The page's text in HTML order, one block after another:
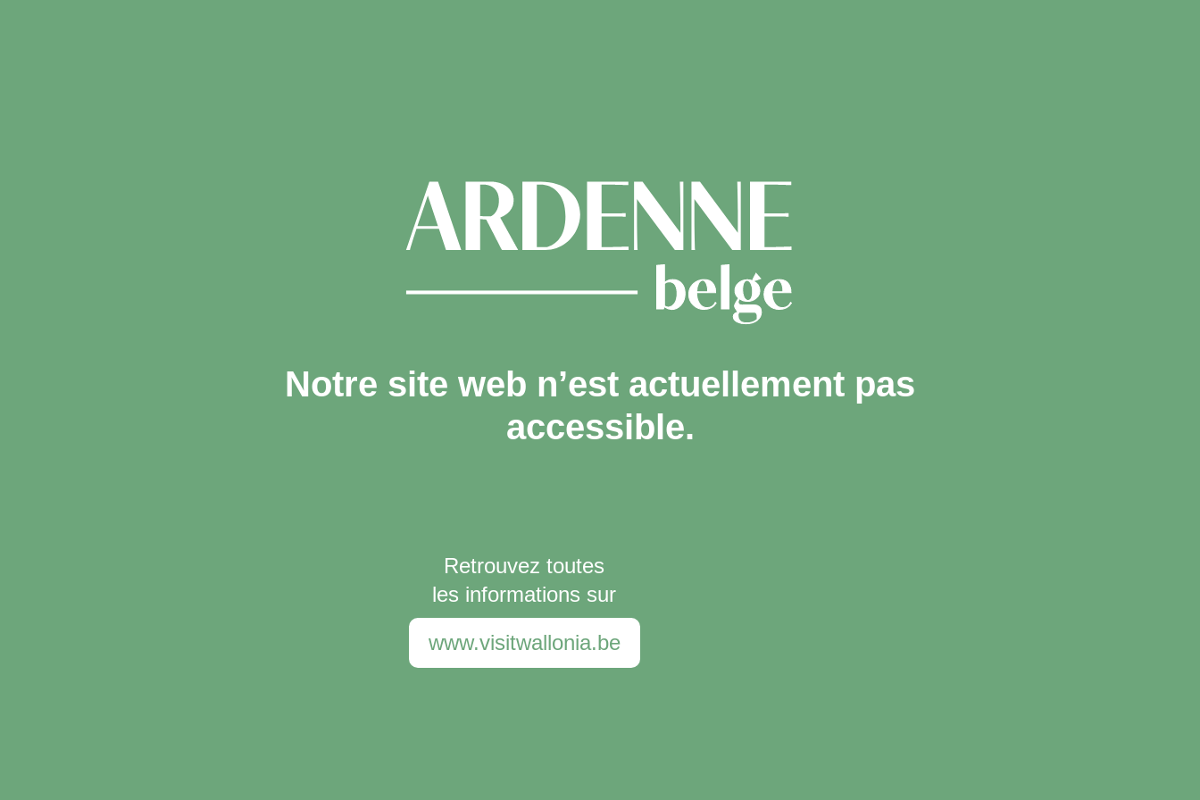
Notre site web n’est actuellement pas
accessible.
Retrouvez toutes
les informations sur
www.visitwallonia.be